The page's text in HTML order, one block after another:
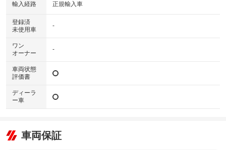
輸入経路 正規輸入車
登録済
未使用車
-
ワン
オーナー
-
車両状態
評価書
ディーラ
ー車
車両保証